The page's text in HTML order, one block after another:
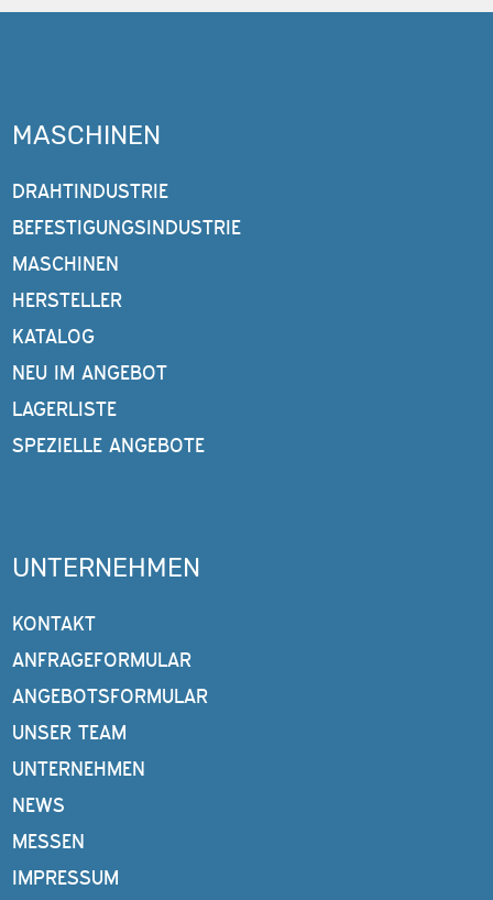
MASCHINEN
DRAHTINDUSTRIE
BEFESTIGUNGSINDUSTRIE
MASCHINEN
HERSTELLER
KATALOG
NEU IM ANGEBOT
LAGERLISTE
SPEZIELLE ANGEBOTE
UNTERNEHMEN
KONTAKT
ANFRAGEFORMULAR
ANGEBOTSFORMULAR
UNSER TEAM
UNTERNEHMEN
NEWS
MESSEN
IMPRESSUM